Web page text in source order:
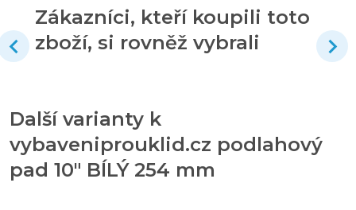
Zákazníci, kteří koupili toto
zboží, si rovněž vybrali
Další varianty k
vybaveniprouklid.cz podlahový
pad 10" BÍLÝ 254 mm